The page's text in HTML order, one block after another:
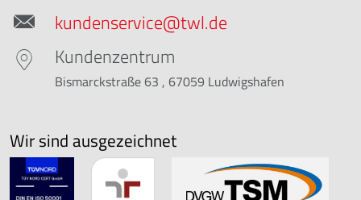
kundenservice@twl.de
Kundenzentrum
Bismarckstraße 63 , 67059 Ludwigshafen
Wir sind ausgezeichnet